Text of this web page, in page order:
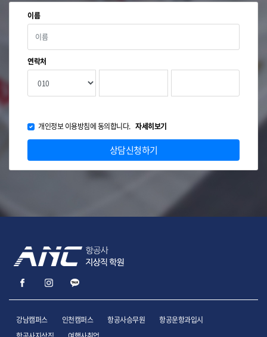
이름
연락처
개인정보 이용방침에 동의합니다. 자세히보기
상담신청하기
강남캠퍼스 인천캠퍼스 항공사승무원
항공운항과입시